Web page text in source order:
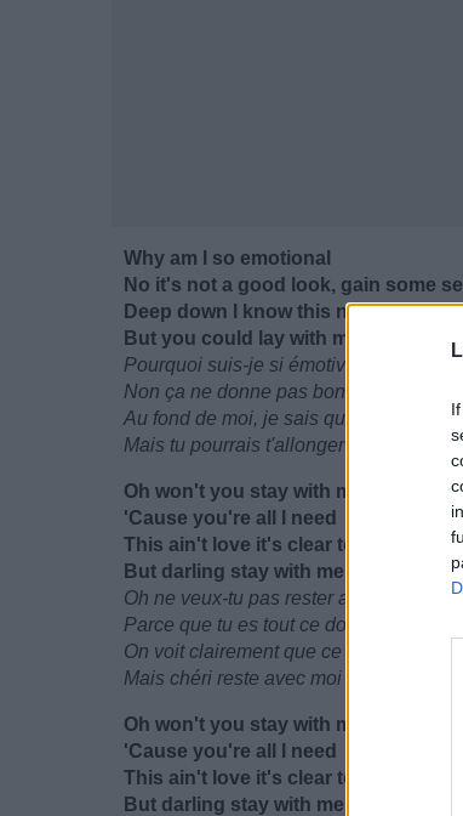
Why am I so emotional
No it's not a good look, gain some
Deep down I know this never works
But you could lay with me so it
Pourquoi suis-je si émotive
Non ça ne donne pas bonne
Au fond de moi, je sais que ça ne
Mais tu pourrais t'allonger avec moi
Oh won't you stay with me
'Cause you're all I need
This ain't love it's clear to see
But darling stay with me
Oh ne veux-tu pas rester avec moi?
Parce que tu es tout ce dont j'ai besoin
On voit clairement que ce n'est pas de
Mais chéri reste avec moi
Oh won't you stay with me
'Cause you're all I need
This ain't love it's clear to see
But darling stay with me